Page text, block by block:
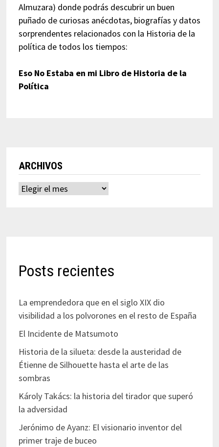
Almuzara) donde podrás descubrir un buen
puñado de curiosas anécdotas, biografías y datos
sorprendentes relacionados con la Historia de la
política de todos los tiempos:
Eso No Estaba en mi Libro de Historia de la
Política
ARCHIVOS
Archivos
Posts recientes
La emprendedora que en el siglo XIX dio
visibilidad a los polvorones en el resto de España
El Incidente de Matsumoto
Historia de la silueta: desde la austeridad de
Étienne de Silhouette hasta el arte de las
sombras
Károly Takács: la historia del tirador que superó
la adversidad
Jerónimo de Ayanz: El visionario inventor del
primer traje de buceo